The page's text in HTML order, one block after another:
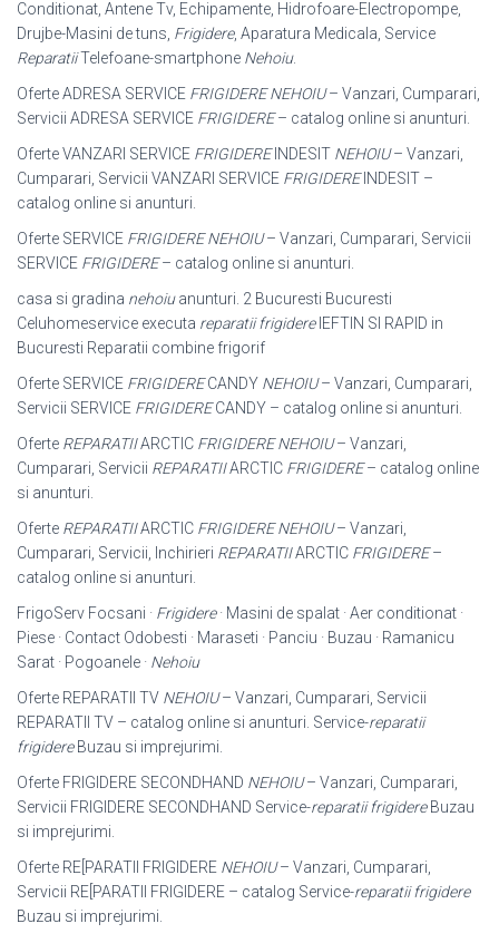
Conditionat, Antene Tv, Echipamente, Hidrofoare-Electropompe,
Drujbe-Masini de tuns, Frigidere, Aparatura Medicala, Service
ReparatiiTelefoane-smartphone Nehoiu.
Oferte ADRESA SERVICE FRIGIDERE NEHOIU– Vanzari, Cumparari,
Servicii ADRESA SERVICE FRIGIDERE– catalog online si anunturi.
Oferte VANZARI SERVICE FRIGIDEREINDESIT NEHOIU– Vanzari,
Cumparari, Servicii VANZARI SERVICE FRIGIDEREINDESIT –
catalog online si anunturi.
Oferte SERVICE FRIGIDERE NEHOIU– Vanzari, Cumparari, Servicii
SERVICE FRIGIDERE– catalog online si anunturi.
casa si gradina nehoiuanunturi. 2 Bucuresti Bucuresti
Celuhomeservice executa reparatii frigidereIEFTIN SI RAPID in
Bucuresti Reparatii combine frigorif
Oferte SERVICE FRIGIDERECANDY NEHOIU– Vanzari, Cumparari,
Servicii SERVICE FRIGIDERECANDY – catalog online si anunturi.
Oferte REPARATIIARCTIC FRIGIDERE NEHOIU– Vanzari,
Cumparari, Servicii REPARATIIARCTIC FRIGIDERE– catalog online
si anunturi.
Oferte REPARATIIARCTIC FRIGIDERE NEHOIU– Vanzari,
Cumparari, Servicii, Inchirieri REPARATIIARCTIC FRIGIDERE–
catalog online si anunturi.
FrigoServ Focsani · Frigidere· Masini de spalat · Aer conditionat ·
Piese · Contact Odobesti · Maraseti · Panciu · Buzau · Ramanicu
Sarat · Pogoanele · Nehoiu
Oferte REPARATII TV NEHOIU– Vanzari, Cumparari, Servicii
REPARATII TV – catalog online si anunturi. Service-reparatii
frigidereBuzau si imprejurimi.
Oferte FRIGIDERE SECONDHAND NEHOIU– Vanzari, Cumparari,
Servicii FRIGIDERE SECONDHAND Service-reparatii frigidereBuzau
si imprejurimi.
Oferte RE[PARATII FRIGIDERE NEHOIU– Vanzari, Cumparari,
Servicii RE[ PARATII FRIGIDERE – catalog Service-reparatii frigidere
Buzau si imprejurimi.